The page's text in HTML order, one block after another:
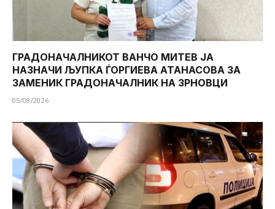
ГРАДОНАЧАЛНИКОТ ВАНЧО МИТЕВ ЈА
НАЗНАЧИ ЉУПКА ЃОРГИЕВА АТАНАСОВА ЗА
ЗАМЕНИК ГРАДОНАЧАЛНИК НА ЗРНОВЦИ
05/08/2026